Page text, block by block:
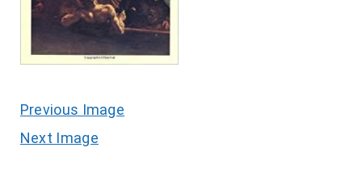
Previous Image
Next Image